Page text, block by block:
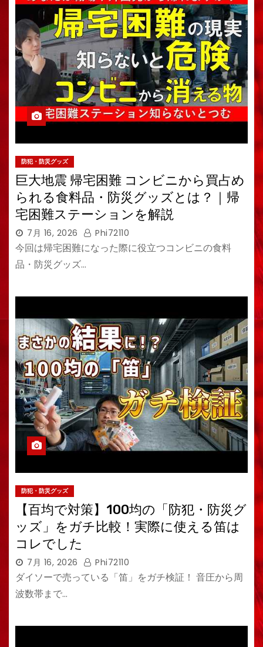
防犯・防災グッズ
巨大地震 帰宅困難 コンビニから買占め
られる食料品・防災グッズとは？｜帰
宅困難ステーションを解説
7月 16, 2026 Phi72110
今回は帰宅困難になった際に役立つコンビニの食料
品・防災グッズ…
防犯・防災グッズ
【百均で対策】100均の「防犯・防災グ
ッズ」をガチ比較！実際に使える笛は
コレでした
7月 16, 2026 Phi72110
ダイソーで売っている「笛」をガチ検証！ 音圧から周
波数帯まで…